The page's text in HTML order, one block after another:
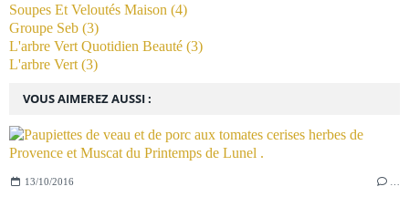
VOUS AIMEREZ AUSSI :
13/10/2016
Soupes Et Veloutés Maison (4)
Groupe Seb (3)
L'arbre Vert Quotidien Beauté (3)
L'arbre Vert (3)